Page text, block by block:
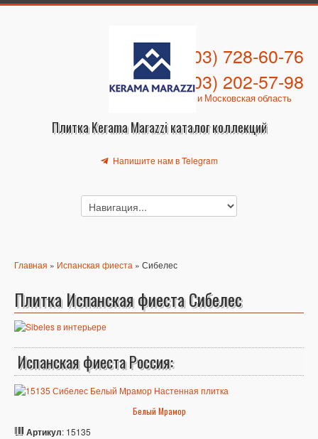
Плитка Kerama Marazzi каталог коллекций
+7 (903) 728-60-76
+7 (903) 202-57-98
Москва и Московская область
Напишите нам в Telegram
Главная » Испанская фиеста » Сибелес
Плитка Испанская фиеста Сибелес
Испанская фиеста Россия:
Белый Мрамор
Артикул: 15135